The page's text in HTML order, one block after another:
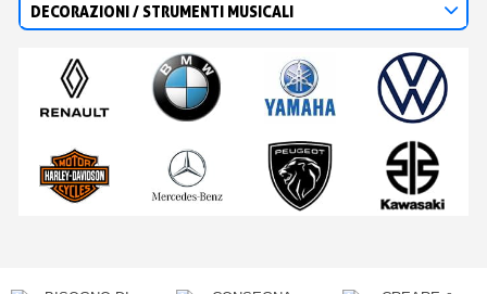
DECORAZIONI / STRUMENTI MUSICALI